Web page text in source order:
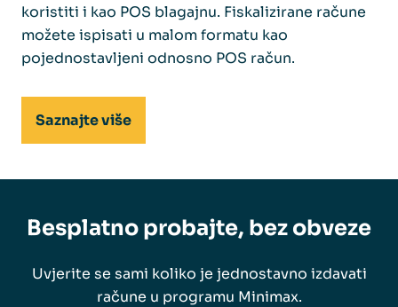
koristiti i kao POS blagajnu. Fiskalizirane račune
možete ispisati u malom formatu kao
pojednostavljeni odnosno POS račun.
Saznajte više
Besplatno probajte, bez obveze
Uvjerite se sami koliko je jednostavno izdavati
račune u programu Minimax.